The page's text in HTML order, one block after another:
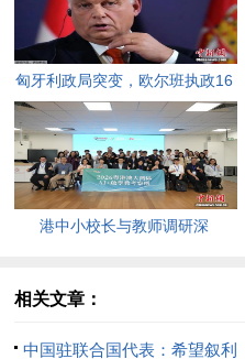
匈牙利政局突变，欧尔班执政16
年终结。
港中小校长与教师调研深
课堂新路径。
相关文章：
中国驻联合国代表：希望叙利